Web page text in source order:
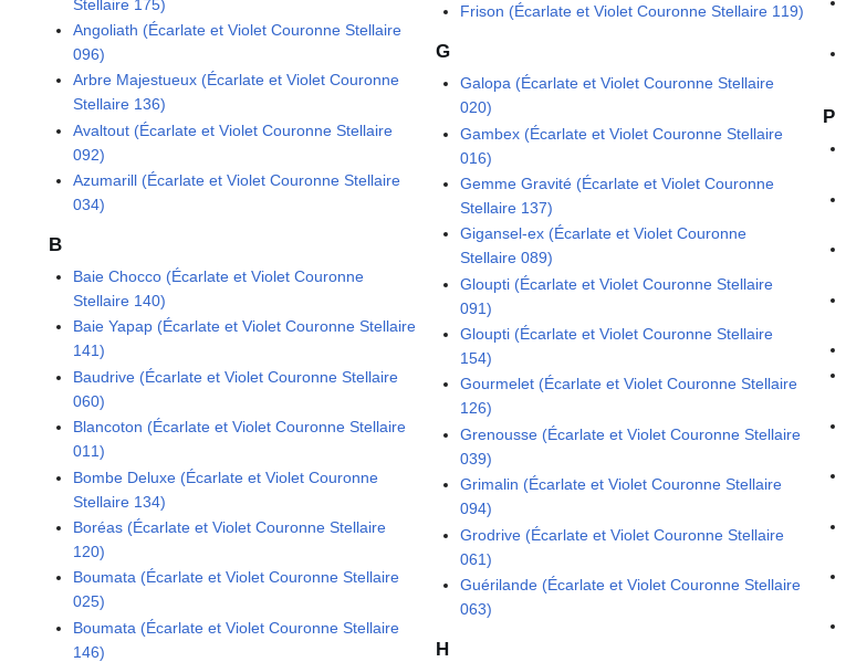
Stellaire 175)
Angoliath (Écarlate et Violet Couronne Stellaire
096)
Arbre Majestueux (Écarlate et Violet Couronne
Stellaire 136)
Avaltout (Écarlate et Violet Couronne Stellaire
092)
Azumarill (Écarlate et Violet Couronne Stellaire
034)
B
Baie Chocco (Écarlate et Violet Couronne
Stellaire 140)
Baie Yapap (Écarlate et Violet Couronne Stellaire
141)
Baudrive (Écarlate et Violet Couronne Stellaire
060)
Blancoton (Écarlate et Violet Couronne Stellaire
011)
Bombe Deluxe (Écarlate et Violet Couronne
Stellaire 134)
Boréas (Écarlate et Violet Couronne Stellaire
120)
Boumata (Écarlate et Violet Couronne Stellaire
025)
Boumata (Écarlate et Violet Couronne Stellaire
146)
Frison (Écarlate et Violet Couronne Stellaire 119)
G
Galopa (Écarlate et Violet Couronne Stellaire
020)
Gambex (Écarlate et Violet Couronne Stellaire
016)
Gemme Gravité (Écarlate et Violet Couronne
Stellaire 137)
Gigansel-ex (Écarlate et Violet Couronne
Stellaire 089)
Gloupti (Écarlate et Violet Couronne Stellaire
091)
Gloupti (Écarlate et Violet Couronne Stellaire
154)
Gourmelet (Écarlate et Violet Couronne Stellaire
126)
Grenousse (Écarlate et Violet Couronne Stellaire
039)
Grimalin (Écarlate et Violet Couronne Stellaire
094)
Grodrive (Écarlate et Violet Couronne Stellaire
061)
Guérilande (Écarlate et Violet Couronne Stellaire
063)
H
P